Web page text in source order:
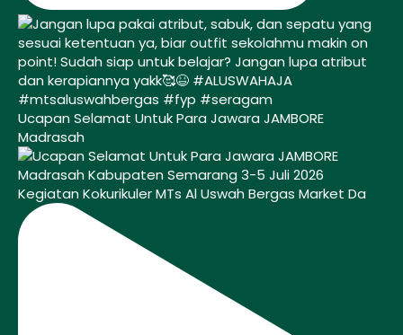
Ucapan Selamat Untuk Para Jawara JAMBORE
Madrasah
Kegiatan Kokurikuler MTs Al Uswah Bergas Market Da